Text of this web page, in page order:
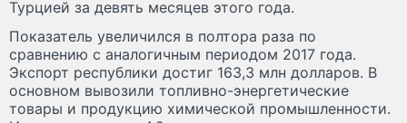
Турцией за девять месяцев этого года.
Показатель увеличился в полтора раза по
сравнению с аналогичным периодом 2017 года.
Экспорт республики достиг 163,3 млн долларов. В
основном вывозили топливно-энергетические
товары и продукцию химической промышленности.